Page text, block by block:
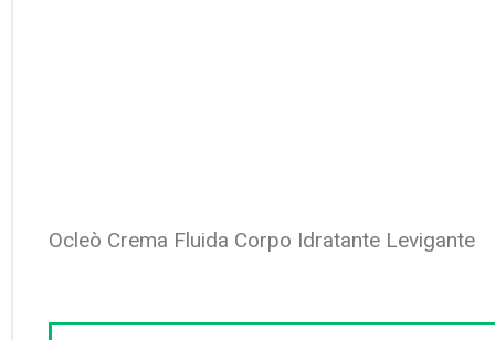
Ocleò Crema Fluida Corpo Idratante Levigante